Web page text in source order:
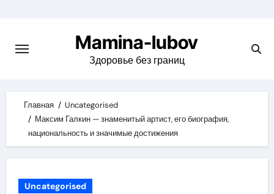
content
Mamina-lubov
Здоровье без границ
Главная
Uncategorised
Максим Галкин — знаменитый артист, его биография,
национальность и значимые достижения
Uncategorised